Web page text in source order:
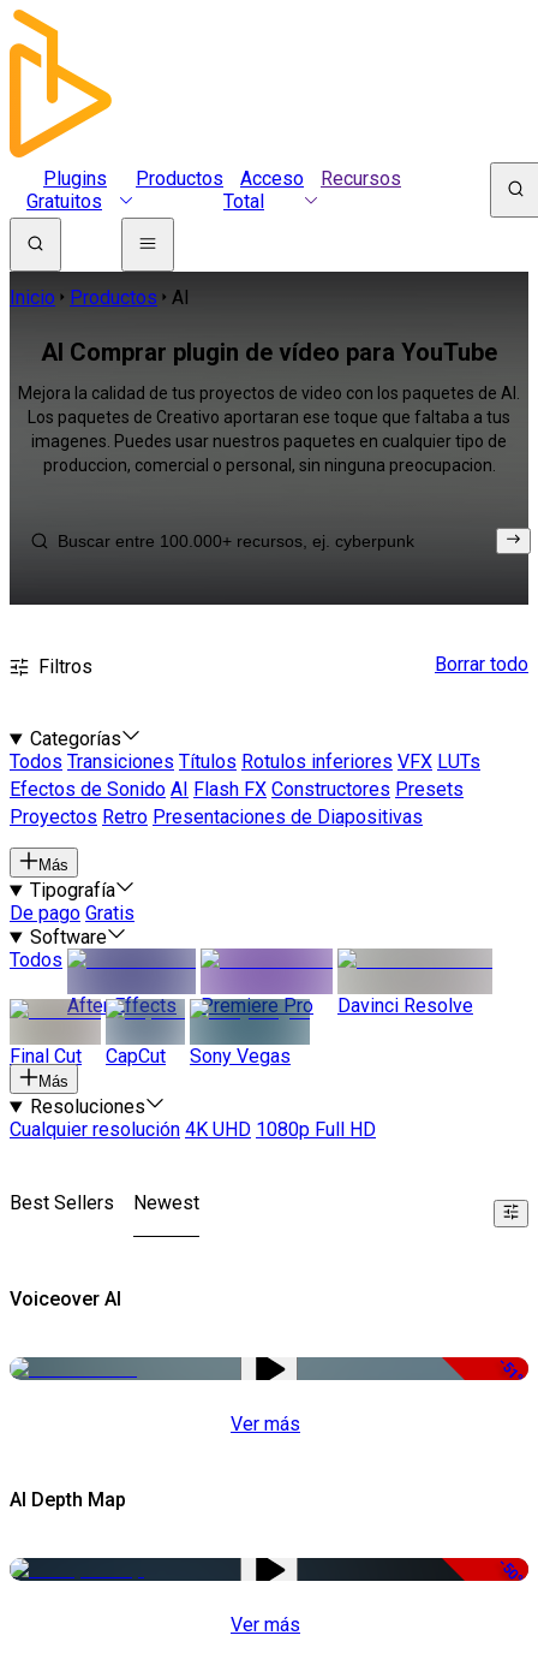
Plugins
Gratuitos
Productos
Acceso
Total
Recursos
Inicio Productos AI
AI Comprar plugin de vídeo para YouTube
Mejora la calidad de tus proyectos de video con los paquetes de AI.
Los paquetes de Creativo aportaran ese toque que faltaba a tus
imagenes. Puedes usar nuestros paquetes en cualquier tipo de
produccion, comercial o personal, sin ninguna preocupacion.
Filtros Borrar todo
Categorías
Todos Transiciones Títulos Rotulos inferiores VFX LUTs
Efectos de Sonido AI Flash FX Constructores Presets
Proyectos Retro Presentaciones de Diapositivas
Más
Tipografía
De pago Gratis
Software
Todos
After Effects
Premiere Pro Davinci Resolve
Final Cut CapCut Sony Vegas
Más
Resoluciones
Cualquier resolución 4K UHD 1080p Full HD
Best Sellers Newest
Voiceover AI
-51%
Ver más
AI Depth Map
-50%
Ver más